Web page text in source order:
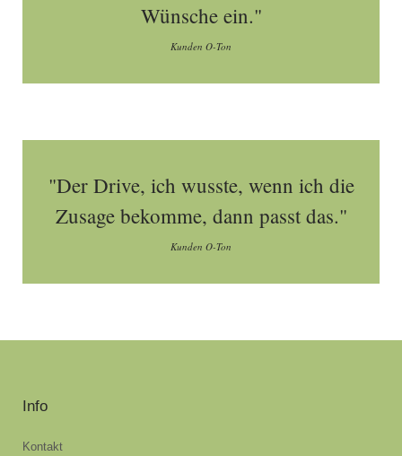
Wünsche ein."
Kunden O-Ton
"Der Drive, ich wusste, wenn ich die
Zusage bekomme, dann passt das."
Kunden O-Ton
Info
Kontakt